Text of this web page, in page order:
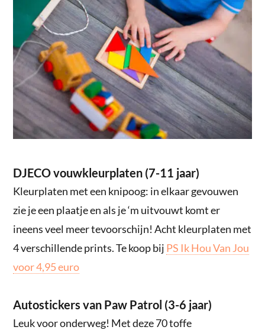
DJECO vouwkleurplaten (7-11 jaar)
Kleurplaten met een knipoog: in elkaar gevouwen
zie je een plaatje en als je ‘m uitvouwt komt er
ineens veel meer tevoorschijn! Acht kleurplaten met
4 verschillende prints. Te koop bij PS Ik Hou Van Jou
voor 4,95 euro
Autostickers van Paw Patrol (3-6 jaar)
Leuk voor onderweg! Met deze 70 toffe